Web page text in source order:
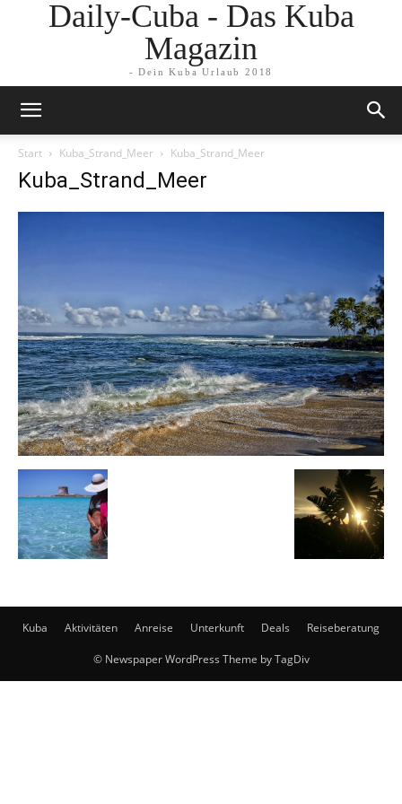
Daily-Cuba - Das Kuba
Magazin
- Dein Kuba Urlaub 2018
Start Kuba_Strand_Meer Kuba_Strand_Meer
Kuba_Strand_Meer
Kuba Aktivitäten Anreise Unterkunft Deals Reiseberatung
© Newspaper WordPress Theme by TagDiv